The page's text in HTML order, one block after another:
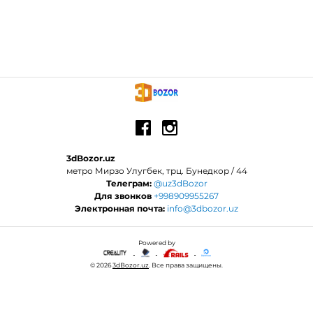
3dBozor.uz
метро Мирзо Улугбек, трц. Бунедкор / 44
Телеграм: @uz3dBozor
Для звонков +998909955267
Электронная почта: info@3dbozor.uz
Powered by
© 20263dBozor.uz . Все права защищены.